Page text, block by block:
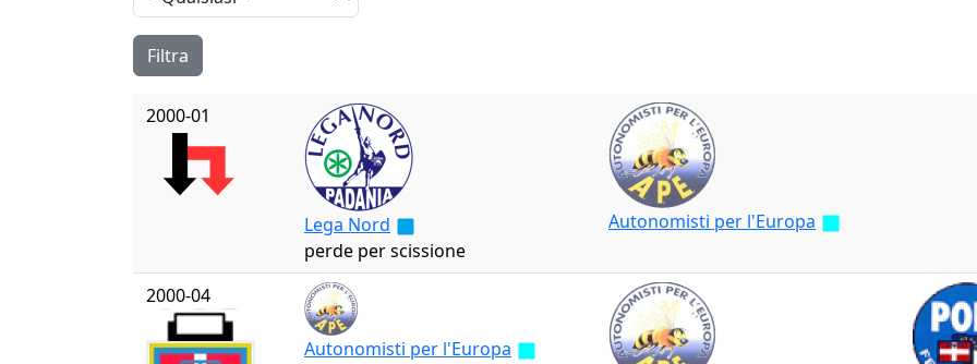
2000-01
Lega Nord
perde per scissione
Autonomisti per l'Europa
2000-04
Autonomisti per l'Europa